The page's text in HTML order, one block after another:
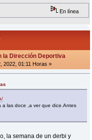
En línea
la Dirección Deportiva
2022, 01:11 Horas »
las doce ,a ver que dice.Antes
la semana de un derbi y